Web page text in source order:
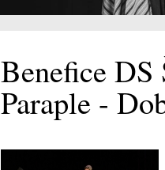
Benefice DS
Paraple -